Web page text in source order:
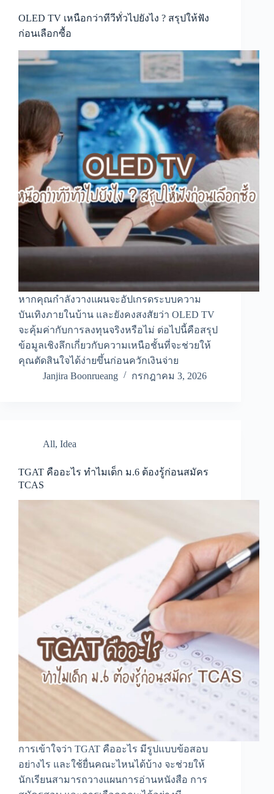
OLED TV เหนือกว่าทีวีทั่วไปยังไง ? สรุปให้ฟัง
ก่อนเลือกซื้อ
หากคุณกำลังวางแผนจะอัปเกรดระบบความ
บันเทิงภายในบ้าน และยังคงสงสัยว่า OLED TV
จะคุ้มค่ากับการลงทุนจริงหรือไม่ ต่อไปนี้คือสรุป
ข้อมูลเชิงลึกเกี่ยวกับความเหนือชั้นที่จะช่วยให้
คุณตัดสินใจได้ง่ายขึ้นก่อนควักเงินจ่าย
Janjira Boonrueang
กรกฎาคม 3, 2026
All, Idea
TGAT คืออะไร ทำไมเด็ก ม.6 ต้องรู้ก่อนสมัคร
TCAS
การเข้าใจว่า TGAT คืออะไร มีรูปแบบข้อสอบ
อย่างไร และใช้ยื่นคณะไหนได้บ้าง จะช่วยให้
นักเรียนสามารถวางแผนการอ่านหนังสือ การ